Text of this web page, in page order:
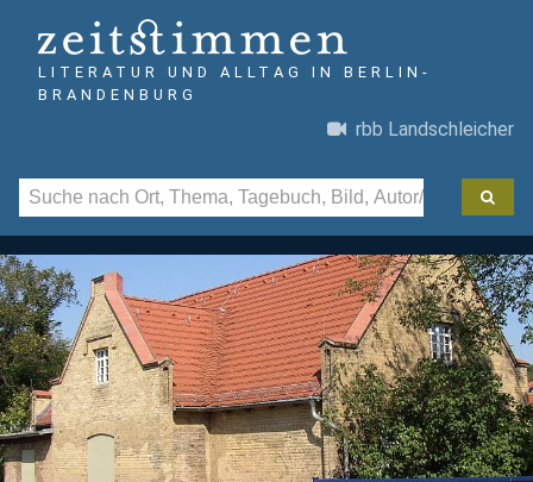
LITERATUR UND ALLTAG IN BERLIN-
BRANDENBURG
rbb Landschleicher